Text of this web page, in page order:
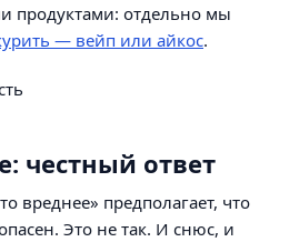
продуктами: отдельно мы
— вейп или айкос.
честный ответ
вреднее» предполагает, что
Это не так. И снюс, и